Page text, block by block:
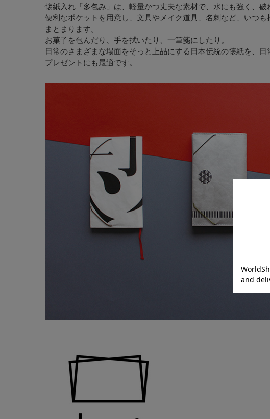
懐紙入れ「多包み」は、軽量かつ丈夫な素材で、水にも強く、破
便利なポケットを用意し、文具やメイク道具、名刺など、いつ
まとまります。
お菓子を包んだり、手を拭いたり、一筆箋にしたり。
日常のさまざまな場面をそっと上品にする日本伝統の懐紙を、日
プレゼントにも最適です。